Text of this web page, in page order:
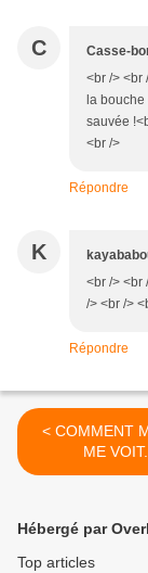
C Casse-
<br /> <br
la
sauvée
<br />
Répondre
K
<br /> <br
/> <br />
Répondre
< COMMENT MON FILS
ME
Hébergé par
Top articles